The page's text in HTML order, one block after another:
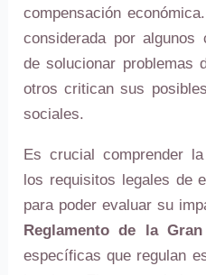
compensación
considerada por
de solucionar problemas
otros critican sus
sociales.
Es crucial comprender
los requisitos legales de
para poder evaluar su
Reglamento de la
específicas que regulan